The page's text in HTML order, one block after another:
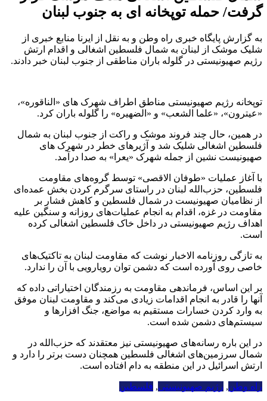
گرفت/ حمله توپخانه ای به جنوب لبنان
به گزارش پایگاه خبری راه وطن و به نقل از ایرنا منابع خبری از
شلیک موشک از لبنان به شمال فلسطین اشغالی و اقدام ارتش
رژیم صهیونیستی در گلوله باران مناطقی از جنوب لبنان خبر دادند.
توپخانه رژیم صهیونیستی مناطق اطراف شهرک های «الناقوره»،
«عیترون»، «علما الشعب» و «الضهیره» را گلوله باران کرد.
در همین، حال چند فروند موشک و راکت از جنوب لبنان به شمال
فلسطین اشغالی شلیک شد و آژیرهای خطر در شهرک های
صهیونیست نشین از جمله شهرک «یعرا» به صدا درآمد.
با آغاز عملیات «طوفان الاقصی» توسط گروه‌های مقاومت
فلسطین، حزب‌الله لبنان در راستای سرگرم کردن بخش عمده‌ای
از نظامیان صهیونیست در شمال فلسطین و کاهش فشار بر
مقاومت در غزه، اقدام به انجام عملیات‌های روزانه و سنگین علیه
اهداف رژیم صهیونیستی در داخل خاک فلسطین اشغالی کرده
است.
به تازگی روزنامه الاخبار نوشت که مقاومت لبنان به تاکتیک‌های
خاصی روی آورده است که دشمن توان رویارویی با آن را ندارد.
بر این اساس، فرماندهی مقاومت به رزمندگان اختیاراتی داده که
آنها را قادر به انجام اقدامات زیادی می‌کند و مقاومت لبنان موفق
به وارد کردن خسارات مستقیم به مواضع، جنگ افزارها و
سیستم‌های دشمن شده است.
در این باره رسانه‌های صهیونیستی نیز معتقدند که حزب‌الله در
شمال سرزمین‌های اشغالی فلسطین همچنان دست برتر را دارد و
ارتش اسرائیل در این منطقه به دام افتاده است.
راه وطن, رژیم صهیونیستی, فلسطین